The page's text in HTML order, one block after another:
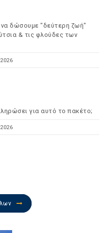
δώσουμε "δεύτερη ζωή"
& τις φλούδες των
για αυτό το πακέτο;